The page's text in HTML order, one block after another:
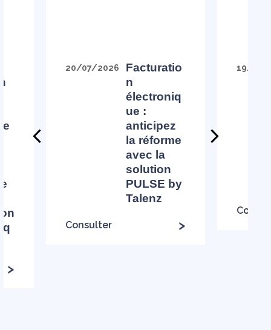
Consulter
20/07/2026
Facturatio
n
électroniq
ue :
anticipez
la réforme
avec la
solution
PULSE by
Talenz
19/06/